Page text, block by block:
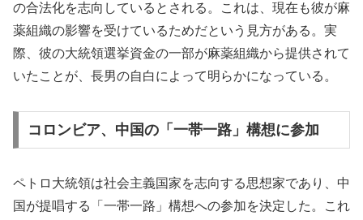
の合法化を志向しているとされる。これは、現在も彼が麻
薬組織の影響を受けているためだという見方がある。実
際、彼の大統領選挙資金の一部が麻薬組織から提供されて
いたことが、長男の自白によって明らかになっている。
コロンビア、中国の「一帯一路」構想に参加
ペトロ大統領は社会主義国家を志向する思想家であり、中
国が提唱する「一帯一路」構想への参加を決定した。これ